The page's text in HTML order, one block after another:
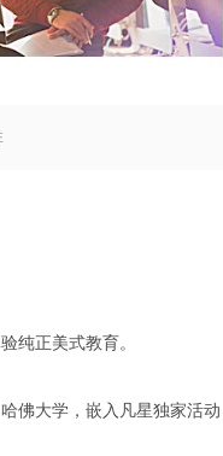
正美式教育。
大学，嵌入凡星独家活动